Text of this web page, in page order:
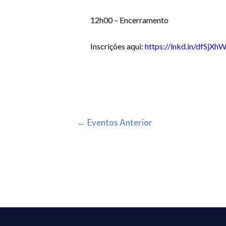
12h00 – Encerramento
Inscrições aqui: https://lnkd.in/
← Eventos Anterior